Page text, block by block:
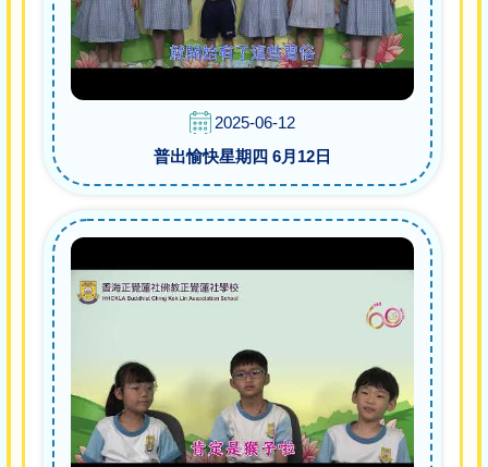
2025-06-12
普出愉快星期四 6月12日